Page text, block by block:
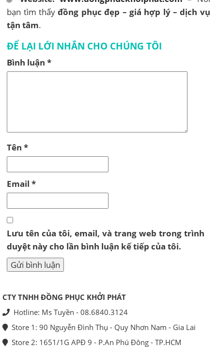
bạn tìm thấyđồng phục đẹp – giá hợp lý – dịch vụ
tận tâm.
ĐỂ LẠI LỚI NHẮN CHO CHÚNG TÔI
Bình luận*
Tên*
Email*
Lưu tên của tôi, email, và trang web trong trình
duyệt này cho lần bình luận kế tiếp của tôi.
CTY TNHH ĐỒNG PHỤC KHỞI PHÁT
Hotline: Ms Tuyền - 08.6840.3124
Store 1: 90 Nguyễn Đình Thụ - Quy Nhơn Nam - Gia Lai
Store 2: 1651/1G APĐ 9 - P.An Phú Đông - TP.HCM